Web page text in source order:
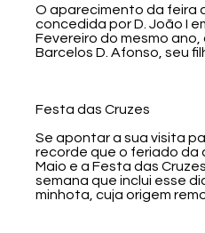
O aparecimento da feira
concedida por D. João I
Fevereiro do mesmo
Barcelos D. Afonso, seu
Festa das Cruzes
Se apontar a sua visita
recorde que o feriado da
Maio e a Festa das
semana que inclui esse
minhota, cuja origem